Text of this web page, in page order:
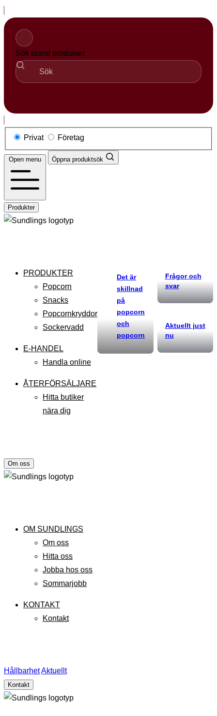
till
innehåll
Sök bland produkter
Privat Företag
Open menu Öppna produktsök
Produkter
PRODUKTER
Popcorn
Snacks
Popcornkryddor
Sockervadd
E-HANDEL
Handla online
ÅTERFÖRSÄLJARE
Hitta butiker
nära dig
Det är
skillnad
på
popcorn
och
popcorn
Frågor och
svar
Aktuellt just
nu
Om oss
OM SUNDLINGS
Om oss
Hitta oss
Jobba hos oss
Sommarjobb
KONTAKT
Kontakt
HållbarhetAktuellt
Kontakt